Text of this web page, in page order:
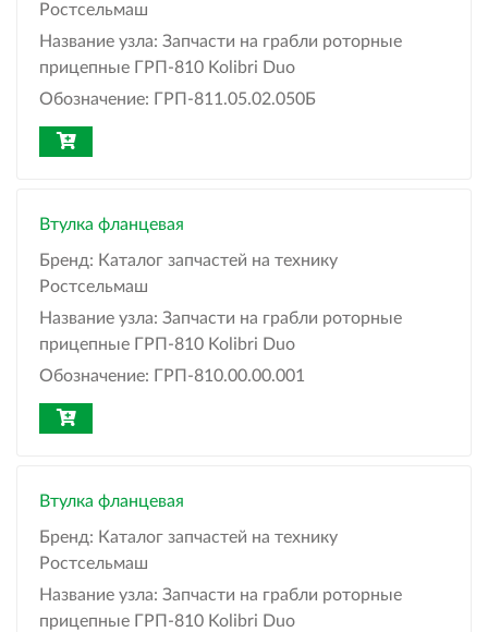
Ростсельмаш
Название узла: Запчасти на грабли роторные
прицепные ГРП-810 Kolibri Duo
Обозначение: ГРП-811.05.02.050Б
Втулка фланцевая
Бренд: Каталог запчастей на технику
Ростсельмаш
Название узла: Запчасти на грабли роторные
прицепные ГРП-810 Kolibri Duo
Обозначение: ГРП-810.00.00.001
Втулка фланцевая
Бренд: Каталог запчастей на технику
Ростсельмаш
Название узла: Запчасти на грабли роторные
прицепные ГРП-810 Kolibri Duo